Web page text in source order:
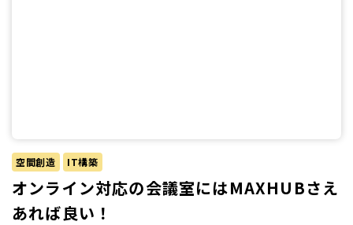
空間創造 IT構築
オンライン対応の会議室にはMAXHUBさえ
あれば良い！